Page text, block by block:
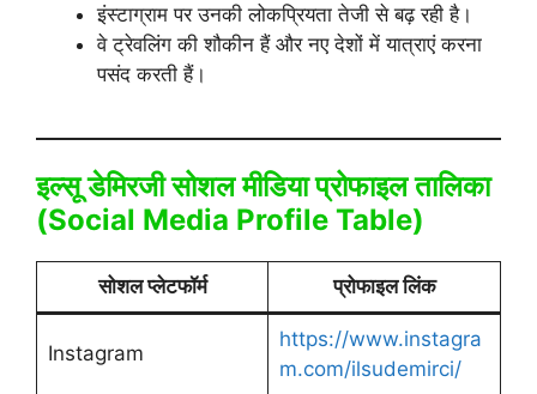
इंस्टाग्राम पर उनकी लोकप्रियता तेजी से बढ़ रही है।
वे ट्रेवलिंग की शौकीन हैं और नए देशों में यात्राएं करना
पसंद करती हैं।
इल्सू डेमिरजी सोशल मीडिया प्रोफाइल तालिका
(Social Media Profile Table)
सोशल प्लेटफॉर्म प्रोफाइल लिंक
Instagram
https://www.instagra
m.com/ilsudemirci/